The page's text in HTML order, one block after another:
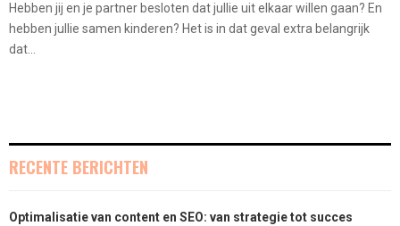
Hebben jij en je partner besloten dat jullie uit elkaar willen gaan? En
hebben jullie samen kinderen? Het is in dat geval extra belangrijk
dat...
RECENTE BERICHTEN
Optimalisatie van content en SEO: van strategie tot succes